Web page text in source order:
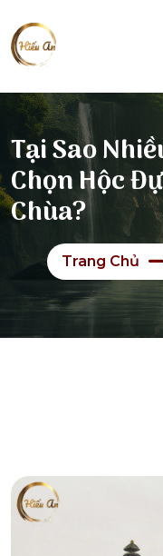
Tại Sao
Chọn Hộc
Chùa?
Trang Chủ